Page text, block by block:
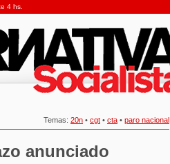
4 hs.
Temas: 20n • cgt • cta • paro nacional
anunciado